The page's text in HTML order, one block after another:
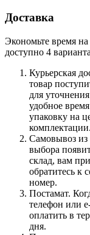
Доставка
Экономьте время
доступно 4
Курьерская
товар
для
удобное
упаковку на
комплектации.
Самовывоз из
выбора
склад, вам
обратитесь к
номер.
Постамат.
телефон или
оплатить в
дня.